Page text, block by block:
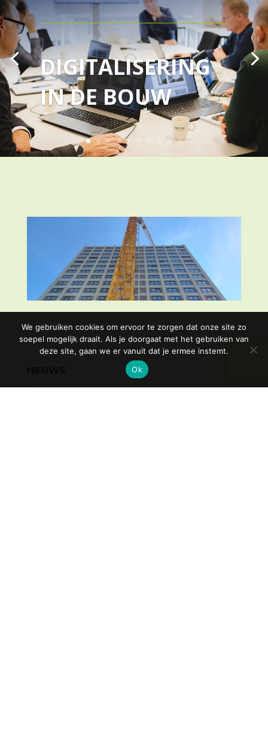
DIGITALISERING
IN DE BOUW
We gebruiken cookies om ervoor te zorgen dat onze site zo
soepel mogelijk draait. Als je doorgaat met het gebruiken van
deze site, gaan we er vanuit dat je ermee instemt.
Ok